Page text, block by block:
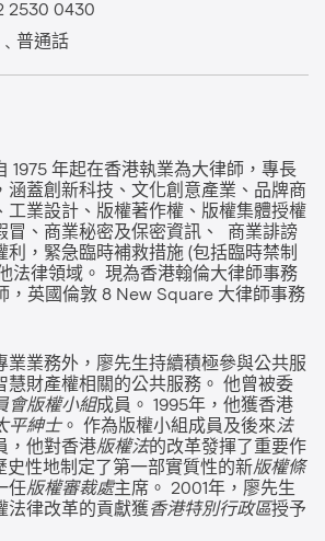
2530 0430
普通話
1975 年起在香港執業為大律師，專長
涵蓋創新科技、文化創意產業、品牌商
工業設計、版權著作權、版權集體授權
冒、商業秘密及保密資訊、 商業誹謗
利，緊急臨時補救措施 (包括臨時禁制
法律領域。 現為香港翰倫大律師事務
，英國倫敦 8 New Square 大律師事務
業業務外，廖先生持續積極參與公共服
慧財產權相關的公共服務。 他曾被委
會版權小組成員。 1995年，他獲香港
平紳士。 作為版權小組成員及後來法
，他對香港版權法的改革發揮了重要作
史性地制定了第一部實質性的新版權條
任版權審裁處主席。 2001年，廖先生
法律改革的貢獻獲香港特別行政區授予